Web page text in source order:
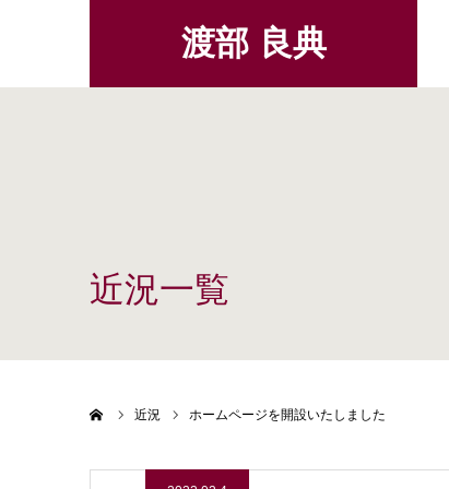
渡部 良典
近況一覧
近況 ホームページを開設いたしました